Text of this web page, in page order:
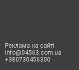
Реклама на сайті
info@04563.com.ua
+380730456300